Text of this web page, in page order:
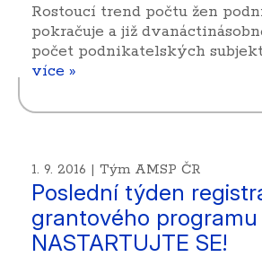
Rostoucí trend počtu žen
pokračuje a již
počet podnikatelských
více »
1. 9. 2016 | Tým AMSP ČR
Poslední týden
grantového programu
NASTARTUJTE SE!